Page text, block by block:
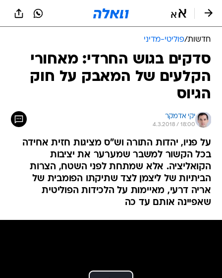
חדשות/פוליטי-מדיני
סדקים בגוש החרדי: מאחורי
הקלעים של המאבק על חוק
הגיוס
יקי אדמקר
4.3.2018 / 18:00
על פניו, יהדות התורה וש"ס מציגות חזית אחידה
בכל הקשור למשבר שמערער את יציבות
הקואליציה. אלא שמתחת לפני השטח, הצרות
הביתיות של ליצמן לצד שתיקתו הפומבית של
אריה דרעי, מאיימות על הלכידות הפוליטית
שאפיינה אותם עד כה